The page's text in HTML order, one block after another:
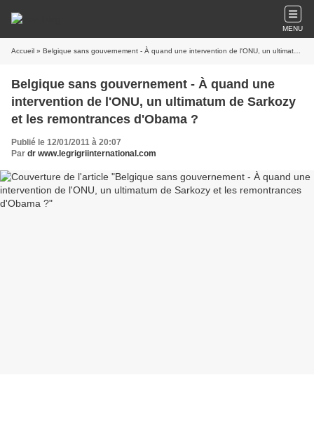
MENU
Accueil » Belgique sans gouvernement - À quand une intervention de l'ONU, un ultimatum de Sarkozy et les remontrances d'Obama ?
Belgique sans gouvernement - À quand une
intervention de l'ONU, un ultimatum de Sarkozy
et les remontrances d'Obama ?
Publié le 12/01/2011 à 20:07
Par dr www.legrigriinternational.com